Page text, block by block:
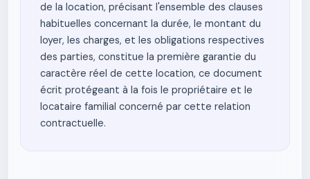
de la location, précisant l'ensemble des clauses
habituelles concernant la durée, le montant du
loyer, les charges, et les obligations respectives
des parties, constitue la première garantie du
caractère réel de cette location, ce document
écrit protégeant à la fois le propriétaire et le
locataire familial concerné par cette relation
contractuelle.